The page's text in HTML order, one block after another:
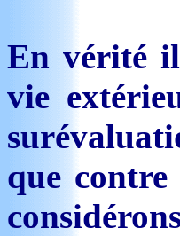
En vérité
vie
que